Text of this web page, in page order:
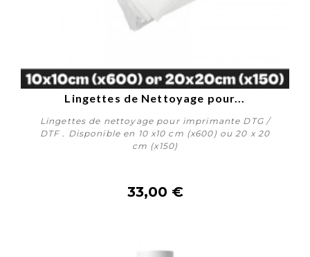
Lingettes de Nettoyage pour...
Lingettes de nettoyage pour imprimante DTG /
DTF . Disponible en 10 x10 cm (x600) ou 20 x 20
cm (x150)
33,00 €